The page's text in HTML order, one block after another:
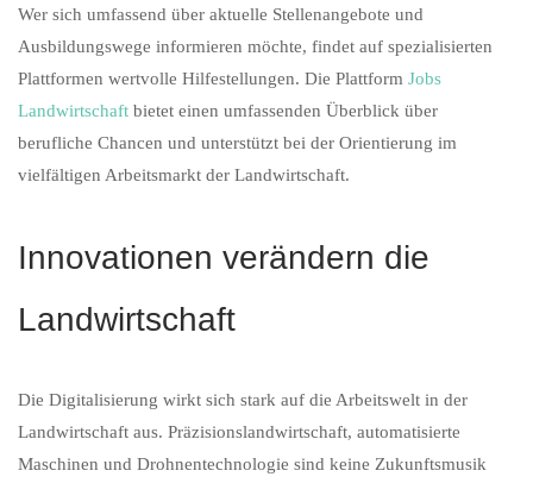
Wer sich umfassend über aktuelle Stellenangebote und
Ausbildungswege informieren möchte, findet auf spezialisierten
Plattformen wertvolle Hilfestellungen. Die Plattform Jobs
Landwirtschaft bietet einen umfassenden Überblick über
berufliche Chancen und unterstützt bei der Orientierung im
vielfältigen Arbeitsmarkt der Landwirtschaft.
Innovationen verändern die
Landwirtschaft
Die Digitalisierung wirkt sich stark auf die Arbeitswelt in der
Landwirtschaft aus. Präzisionslandwirtschaft, automatisierte
Maschinen und Drohnentechnologie sind keine Zukunftsmusik